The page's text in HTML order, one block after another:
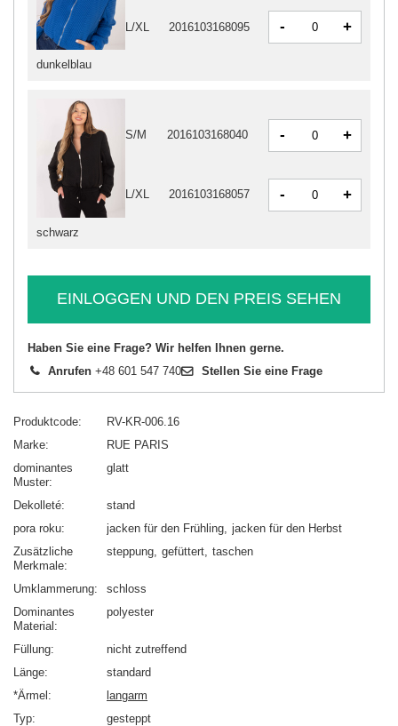
dunkelblau
L/XL 2016103168095 - +
schwarz
S/M 2016103168040 - +
L/XL 2016103168057 - +
EINLOGGEN UND DEN PREIS SEHEN
Haben Sie eine Frage? Wir helfen Ihnen gerne.
Anrufen +48 601 547 740 Stellen Sie eine Frage
Produktcode
RV-KR-006.16
Marke
RUE PARIS
dominantes
Muster
glatt
Dekolleté
stand
pora roku
jacken für den Frühling jacken für den Herbst
Zusätzliche
Merkmale
steppung gefüttert taschen
Umklammerung
schloss
Dominantes
Material
polyester
Füllung
nicht zutreffend
Länge
standard
*Ärmel
langarm
Typ
gesteppt